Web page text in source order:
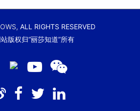
ALL RIGHTS RESERVED
版权归“丽莎知道”所有